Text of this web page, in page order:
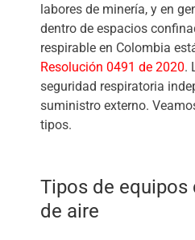
labores de minería, y en
dentro de espacios
respirable en Colombia
Resolución 0491 de 2020.
seguridad respiratoria
suministro externo.
tipos.
Tipos de
de aire